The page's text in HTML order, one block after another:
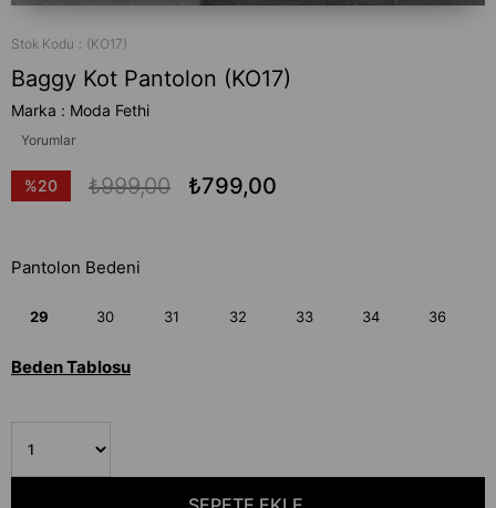
Stok Kodu (KO17)
Baggy Kot Pantolon (KO17)
Marka : Moda Fethi
Yorumlar
%20
₺999,00 ₺799,00
Pantolon Bedeni
29 30 31 32 33 34 36
Beden Tablosu